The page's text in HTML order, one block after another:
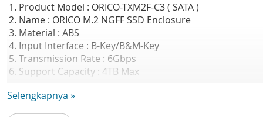
1. Product Model : ORICO-TXM2F-C3 ( SATA )
2. Name : ORICO M.2 NGFF SSD Enclosure
3. Material : ABS
4. Input Interface : B-Key/B&M-Key
5. Transmission Rate : 6Gbps
6. Support Capacity : 4TB Max
8. Support: with M.2 NGFF SATA 2230, 2242, 2260, 2280
Selengkapnya »